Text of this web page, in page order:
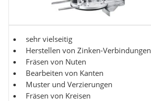
sehr vielseitig
Herstellen von Zinken-Verbindungen
Fräsen von Nuten
Bearbeiten von Kanten
Muster und Verzierungen
Fräsen von Kreisen